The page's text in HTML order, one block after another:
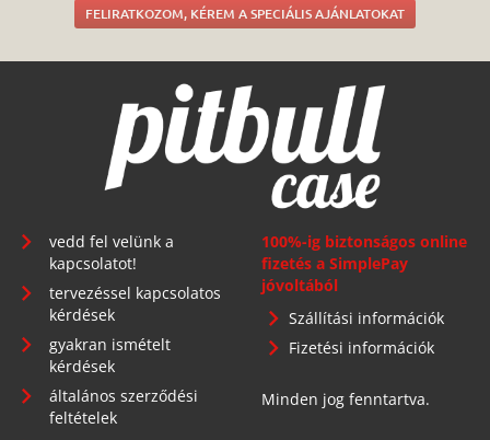
FELIRATKOZOM, KÉREM A SPECIÁLIS AJÁNLATOKAT
vedd fel velünk a
kapcsolatot!
tervezéssel kapcsolatos
kérdések
gyakran ismételt
kérdések
általános szerződési
feltételek
100%-ig biztonságos online
fizetés a SimplePay
jóvoltából
Szállítási információk
Fizetési információk
Minden jog fenntartva.